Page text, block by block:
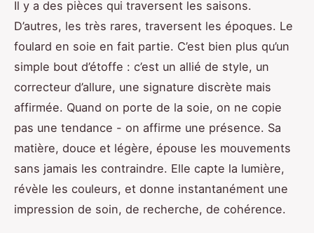
Il y a des pièces qui traversent les saisons.
D’autres, les très rares, traversent les époques. Le
foulard en soie en fait partie. C’est bien plus qu’un
simple bout d’étoffe : c’est un allié de style, un
correcteur d’allure, une signature discrète mais
affirmée. Quand on porte de la soie, on ne copie
pas une tendance - on affirme une présence. Sa
matière, douce et légère, épouse les mouvements
sans jamais les contraindre. Elle capte la lumière,
révèle les couleurs, et donne instantanément une
impression de soin, de recherche, de cohérence.